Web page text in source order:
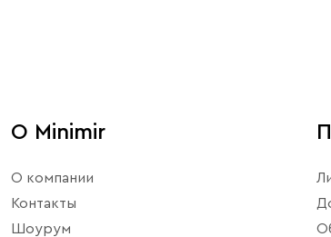
О Minimir
О компании
Контакты
Шоурум